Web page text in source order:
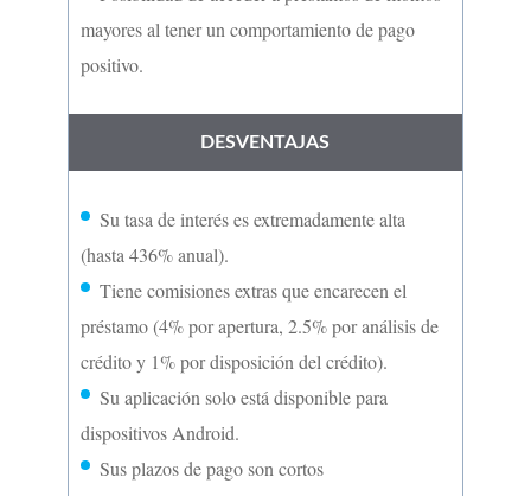
mayores al tener un comportamiento de pago
positivo.
DESVENTAJAS
Su tasa de interésesextremadamentealta
(hasta 436% anual).
Tiene comisiones extras que encarecen el
préstamo (4% por apertura, 2.5% por análisis de
crédito y 1% por disposición del crédito).
Su aplicación solo está disponible para
dispositivos Android.
Sus plazos de pago son cortos